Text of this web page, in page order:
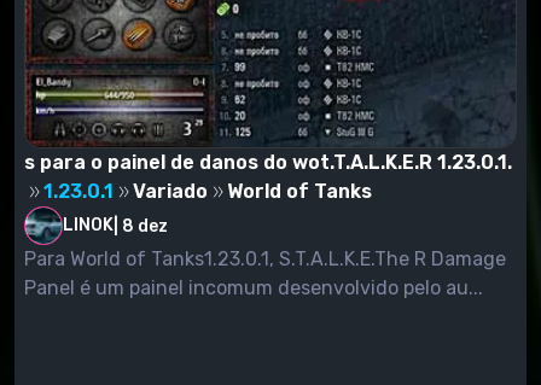
s para o painel de danos do wot.T.A.L.K.E.R 1.23.0.1.
1.23.0.1
Variado World of Tanks
LINOK 8 dez
Para World of Tanks1.23.0.1, S.T.A.L.K.E.The R Damage
Panel é um painel incomum desenvolvido pelo au...